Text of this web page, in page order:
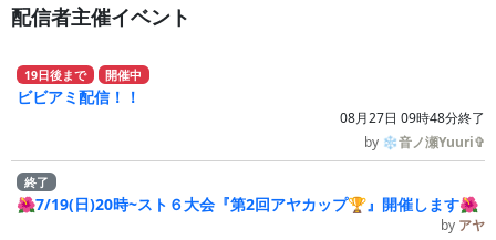
配信者主催イベント
19日後まで 開催中
ビビアミ配信！！
08月27日 09時48分終了
by ❄音ノ瀬Yuuri✞
終了
🌺7/19(日)20時~スト６大会『第2回アヤカップ🏆』開催します🌺
by アヤ